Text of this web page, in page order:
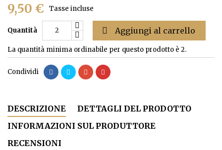
9,50 € Tasse incluse
Quantità  Aggiungi al carrello
La quantità minima ordinabile per questo prodotto è 2.
Condividi
DESCRIZIONE
DETTAGLI DEL PRODOTTO
INFORMAZIONI SUL PRODUTTORE
RECENSIONI